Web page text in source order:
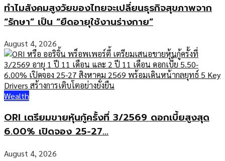
ทำไมสังคมสูงวัยของไทยจะเปลี่ยนธุรกิจสุขภาพจาก
“รักษา” เป็น “ยืดอายุใช้งานร่างกาย”
August 4, 2026
Wealth
ORI เตรียมขายหุ้นกู้ครั้งที่ 3/2569 ดอกเบี้ยสูงสุด
6.00% เปิดจอง 25-27...
August 4, 2026